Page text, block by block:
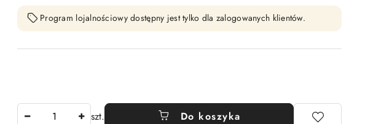
Program lojalnościowy dostępny jest tylko dla zalogowanych klientów.
szt. Do koszyka